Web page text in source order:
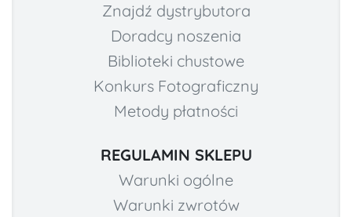
Znajdź dystrybutora
Doradcy noszenia
Biblioteki chustowe
Konkurs Fotograficzny
Metody płatności
REGULAMIN SKLEPU
Warunki ogólne
Warunki zwrotów